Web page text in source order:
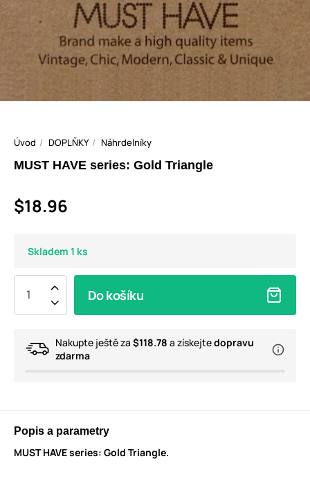
Úvod DOPLŇKY Náhrdelníky
MUST HAVE series: Gold Triangle
$18.96
Skladem 1 ks
Do košíku
Nakupte ještě za $118.78 a získejtedopravu
zdarma
Popis a parametry
MUST HAVE series: Gold Triangle.